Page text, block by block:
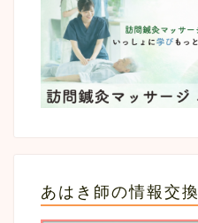
あはき師の情報交換